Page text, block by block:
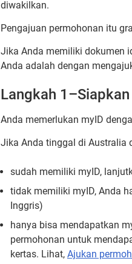
diwakilkan.
Pengajuan permohonan itu
Jika Anda memiliki dokumen
Anda adalah dengan
Langkah
Anda memerlukan myID
Jika Anda tinggal di Australia
sudah memiliki myID,
tidak memiliki myID, Anda
Inggris)
hanya bisa mendapatkan
permohonan untuk
kertas. Lihat, Ajukan